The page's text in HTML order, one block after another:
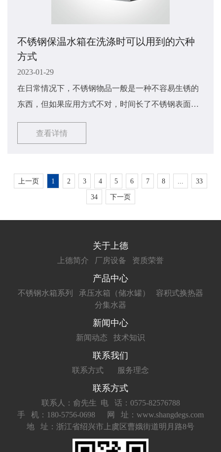
不锈钢保温水箱在洗涤时可以用到的六种
方式
2023-01-29
在日常情况下，不锈钢物品一般是一种不容易生锈的
东西，但如果应用方式不对，时间长了不锈钢表面就
干净，因为垃圾附着在水箱表面形成，所以使用后一
水箱​该如何进行洗涤呢？接下来由小编来讲解一下
吧，希望能够对大家有所帮助。
查看详情
上一页 1 2 3 4 5 6 7 8 ... 33
34 下一页
关于上德
上德简介 厂房设备 资质荣誉
产品中心
不锈钢水箱系列 承压水箱（储水罐）
容积式换热器
分集水器
新闻中心
新闻动态 技术知识
联系我们
联系方式 服务理念
联系方式
联系人：俞先生
电 话：0575-82576788
手 机：180-5756-0698
网 址：www.shangdegs.com
地 址：浙江省绍兴市上虞区曹娥街道明月路8号